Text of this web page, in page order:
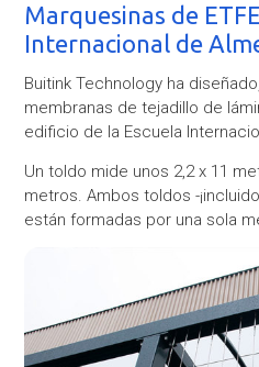
Marquesinas de
Internacional de
Buitink Technology ha
membranas de tejadillo de
edificio de la Escuela
Un toldo mide unos 2,2 x 11
metros. Ambos toldos -
están formadas por una sola